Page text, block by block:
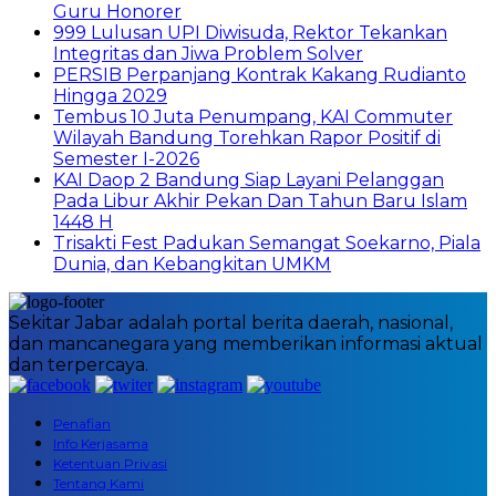
Guru Honorer
999 Lulusan UPI Diwisuda, Rektor Tekankan
Integritas dan Jiwa Problem Solver
PERSIB Perpanjang Kontrak Kakang Rudianto
Hingga 2029
Tembus 10 Juta Penumpang, KAI Commuter
Wilayah Bandung Torehkan Rapor Positif di
Semester I-2026
KAI Daop 2 Bandung Siap Layani Pelanggan
Pada Libur Akhir Pekan Dan Tahun Baru Islam
1448 H
Trisakti Fest Padukan Semangat Soekarno, Piala
Dunia, dan Kebangkitan UMKM
Sekitar Jabar adalah portal berita daerah, nasional,
dan mancanegara yang memberikan informasi aktual
dan terpercaya.
Penafian
Info Kerjasama
Ketentuan Privasi
Tentang Kami